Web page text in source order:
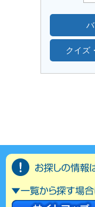
クイズ